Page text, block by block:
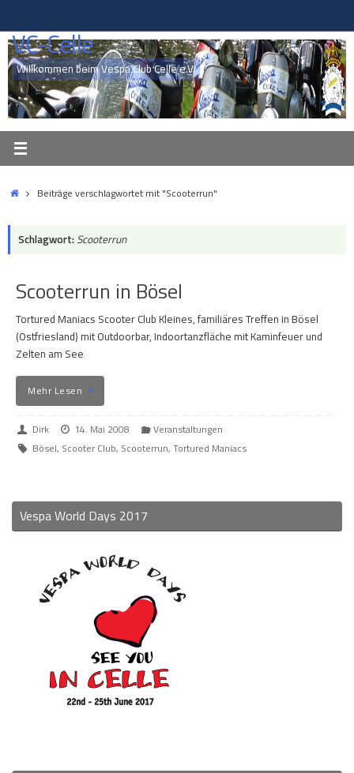
springen
VC-Celle
Willkommen beim Vespa Club Celle e.V.
StartBeiträge verschlagwortet mit "Scooterrun"
Schlagwort: Scooterrun
Scooterrun in Bösel
Tortured Maniacs Scooter Club Kleines, familiäres Treffen in Bösel
(Ostfriesland) mit Outdoorbar, Indoortanzfläche mit Kaminfeuer und
Zelten am See
Mehr Lesen
Dirk 14. Mai 2008
Veranstaltungen
Bösel, Scooter Club, Scooterrun, Tortured Maniacs
Vespa World Days 2017